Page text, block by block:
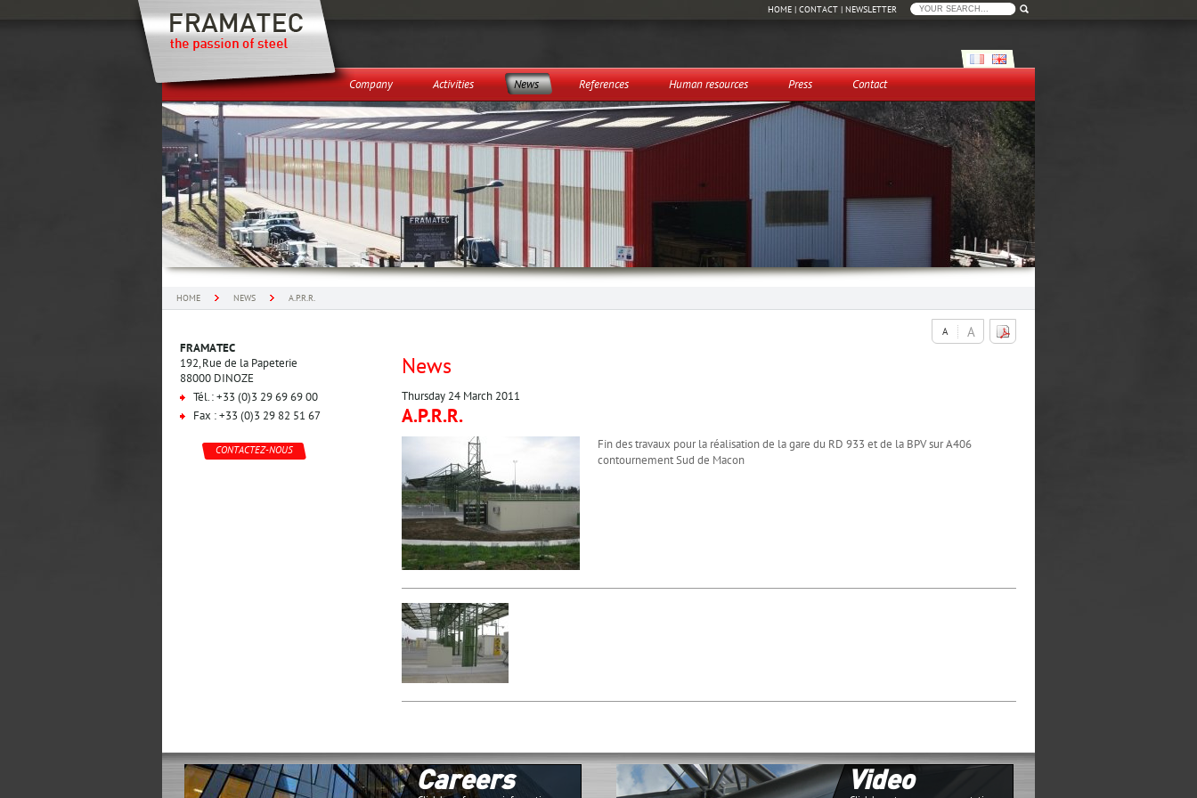
HOME | CONTACT | NEWSLETTER
Company Activities News References Human resources Press Contact
HOME NEWS A.P.R.R.
FRAMATEC
192, Rue de la Papeterie
88000 DINOZE
Tél. : +33 (0)3 29 69 69 00
Fax : +33 (0)3 29 82 51 67
CONTACTEZ-NOUS
A A
News
Thursday 24 March 2011
A.P.R.R.
Fin des travaux pour la réalisation de la gare du RD 933 et de la BPV sur A406
contournement Sud de Macon
Careers Video